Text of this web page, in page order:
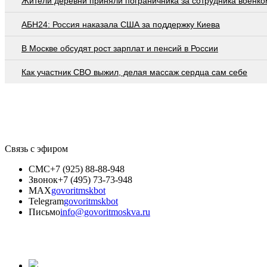
АБН24: Россия наказала США за поддержку Киева
В Москве обсудят рост зарплат и пенсий в России
Как участник СВО выжил, делая массаж сердца сам себе
Связь с эфиром
СМС+7 (925) 88-88-948
Звонок+7 (495) 73-73-948
MAXgovoritmskbot
Telegramgovoritmskbot
Письмоinfo@govoritmoskva.ru